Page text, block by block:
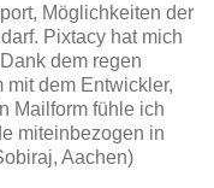
Möglichkeiten der
Pixtacy hat mich
dem regen
mit dem Entwickler,
Mailform fühle ich
miteinbezogen in
Aachen)